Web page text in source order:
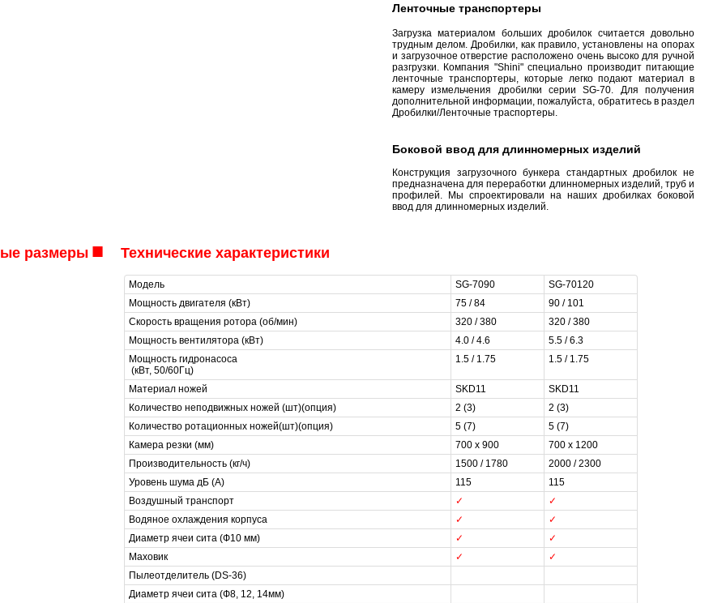
Ленточные транспортеры
Загрузка материалом больших дробилок считается довольно
трудным делом. Дробилки, как правило, установлены на опорах
и загрузочное отверстие расположено очень высоко для ручной
разгрузки. Компания "Shini" специально производит питающие
ленточные транспортеры, которые легко подают материал в
камеру измельчения дробилки серии SG-70. Для получения
дополнительной информации, пожалуйста, обратитесь в раздел
Дробилки/Ленточные траспортеры.
Боковой ввод для длинномерных изделий
Конструкция загрузочного бункера стандартных дробилок не
предназначена для переработки длинномерных изделий, труб и
профилей. Мы спроектировали на наших дробилках боковой
ввод для длинномерных изделий.
размеры ■ Технические характеристики
Модель SG-7090
SG-70120
Мощность двигателя (кВт)
75 / 84
90 / 101
Скорость вращения ротора (об/мин)
320 / 380
320 / 380
Мощность вентилятора (кВт)
4.0 / 4.6
5.5 / 6.3
Мощность гидронасоса
(кВт, 50/60Гц)
1.5 / 1.75 1.5 / 1.75
Материал ножей SKD11
SKD11
Количество неподвижных ножей (шт)(опция)
2 (3)
2 (3)
Количество ротационных ножей(шт)(опция)
5 (7)
5 (7)
Камера резки (мм)
700 x 900
700 x 1200
Производительность (кг/ч)
1500 / 1780
2000 / 2300
Уровень шума дБ (А)
115
115
Воздушный транспорт
✓
✓
Водяное охлаждения корпуса
✓
✓
Диаметр ячеи сита (Ф10 мм)
✓
✓
Маховик
✓
✓
Пылеотделитель (DS-36)
Диаметр ячеи сита (Ф8, 12, 14мм)